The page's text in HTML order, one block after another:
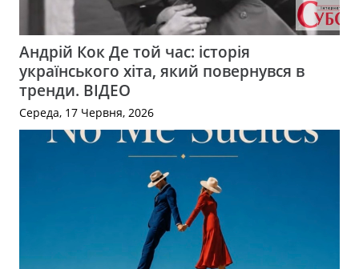
Андрій Кок Де той час: історія
українського хіта, який повернувся в
тренди. ВІДЕО
Середа, 17 Червня, 2026